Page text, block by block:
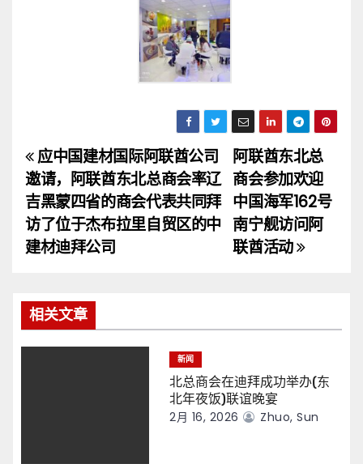
文
章
导
阿联酋东北总
商会参加欢迎
中国海军162号
南宁舰访问阿
联酋活动
应中国建材国际阿联酋公司
邀请，阿联酋东北总商会率辽
吉黑蒙四省的商会代表共同拜
访了位于杰布拉里自贸区的中
建材迪拜公司
相关文章
新闻
北总商会在迪拜成功举办(东
北年夜饭)联谊晚宴
2月 16, 2026 Zhuo, Sun